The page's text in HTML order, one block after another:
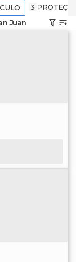
3
Juan